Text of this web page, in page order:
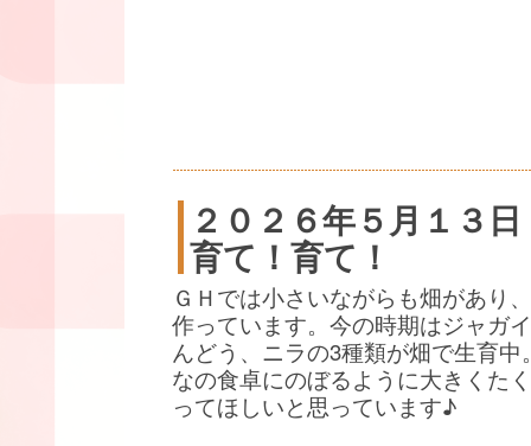
２０２６年５月１３日
育て！育て！
ＧＨでは小さいながらも畑があり
作っています。今の時期はジャガ
んどう、ニラの3種類が畑で生育中
なの食卓にのぼるように大きくた
ってほしいと思っています♪